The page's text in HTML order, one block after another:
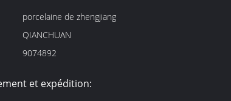
porcelaine de zhengjiang
QIANCHUAN
9074892
et expédition: